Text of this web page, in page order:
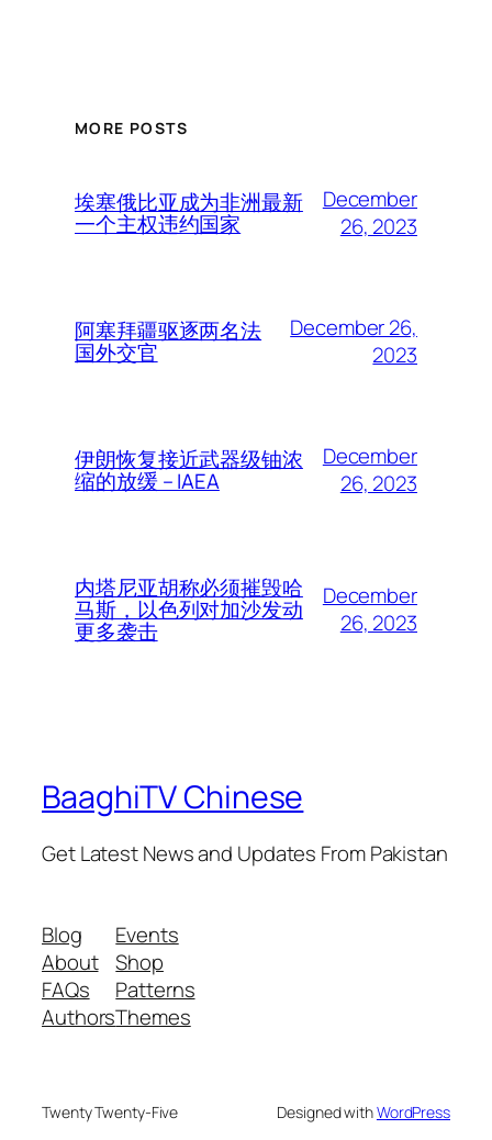
MORE POSTS
埃塞俄比亚成为非洲最新
一个主权违约国家
December
26, 2023
阿塞拜疆驱逐两名法
国外交官
December 26,
2023
伊朗恢复接近武器级铀浓
缩的放缓 – IAEA
December
26, 2023
内塔尼亚胡称必须摧毁哈
马斯，以色列对加沙发动
更多袭击
December
26, 2023
BaaghiTV Chinese
Get Latest News and Updates From Pakistan
Blog
About
FAQs
Authors
Events
Shop
Patterns
Themes
Twenty Twenty-Five Designed withWordPress